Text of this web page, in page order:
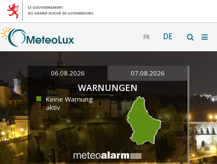
FR DE
06.08.2026 07.08.2026
WARNUNGEN
Keine Warnung
aktiv